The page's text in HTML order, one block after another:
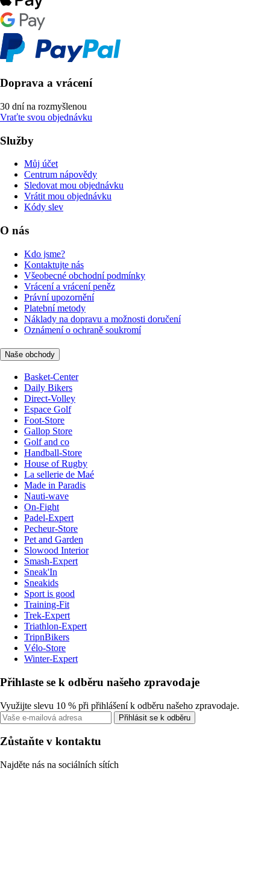
Doprava a vrácení
30 dní na rozmyšlenou
Vraťte svou objednávku
Služby
Můj účet
Centrum nápovědy
Sledovat mou objednávku
Vrátit mou objednávku
Kódy slev
O nás
Kdo jsme?
Kontaktujte nás
Všeobecné obchodní podmínky
Vrácení a vrácení peněz
Právní upozornění
Platební metody
Náklady na dopravu a možnosti doručení
Oznámení o ochraně soukromí
Naše obchody
Basket-Center
Daily Bikers
Direct-Volley
Espace Golf
Foot-Store
Gallop Store
Golf and co
Handball-Store
House of Rugby
La sellerie de Maé
Made in Paradis
Nauti-wave
On-Fight
Padel-Expert
Pecheur-Store
Pet and Garden
Slowood Interior
Smash-Expert
Sneak'In
Sneakids
Sport is good
Training-Fit
Trek-Expert
Triathlon-Expert
TripnBikers
Vélo-Store
Winter-Expert
Přihlaste se k odběru našeho zpravodaje
Využijte slevu 10 % při přihlášení k odběru našeho zpravodaje.
Přihlásit se k odběru
Zůstaňte v kontaktu
Najděte nás na sociálních sítích